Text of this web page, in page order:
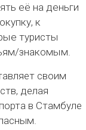
её на деньги
к
туристы
знакомым.
своим
делая
в Стамбуле